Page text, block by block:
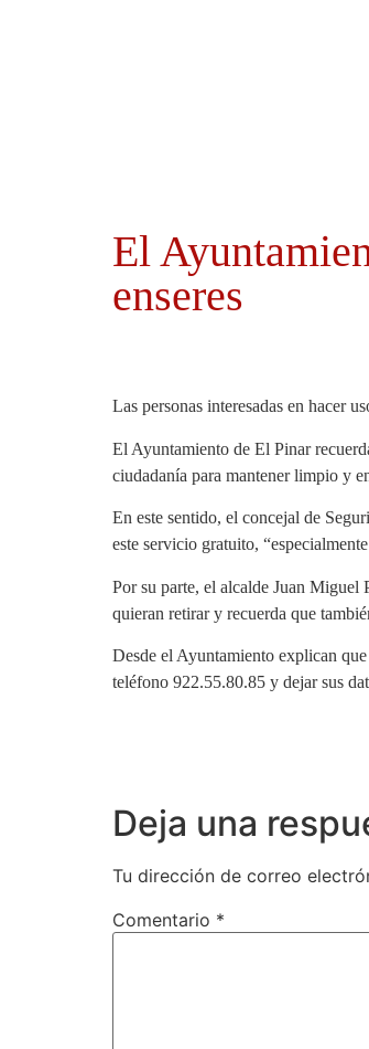
El
enseres
Las personas interesadas en hacer
El Ayuntamiento de El Pinar
ciudadanía para mantener limpio y
En este sentido, el concejal de
este servicio gratuito,
Por su parte, el alcalde Juan Miguel
quieran retirar y recuerda que
Desde el Ayuntamiento explican
teléfono 922.55.80.85 y dejar sus
Deja una
Tu dirección de correo
Comentario *